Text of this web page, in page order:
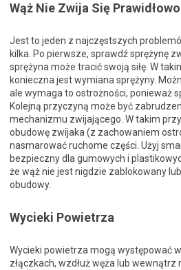
Wąż Nie Zwija Się Prawidłowo
Jest to jeden z najczęstszych
kilka. Po pierwsze, sprawdź sprężynę
sprężyna może tracić swoją siłę. W
konieczna jest wymiana sprężyny.
ale wymaga to ostrożności, ponieważ
Kolejną przyczyną może być
mechanizmu zwijającego. W takim
obudowę zwijaka (z zachowaniem
nasmarować ruchome części. Użyj
bezpieczny dla gumowych i
że wąż nie jest nigdzie zablokowany
obudowy.
Wycieki Powietrza
Wycieki powietrza mogą występować
złączkach, wzdłuż węża lub